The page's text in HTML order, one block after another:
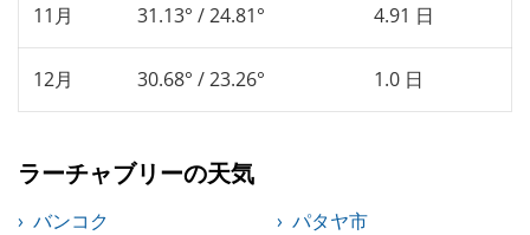
11月 31.13° / 24.81° 4.91 日
12月 30.68° / 23.26° 1.0 日
ラーチャブリーの天気
バンコク
パタヤ市